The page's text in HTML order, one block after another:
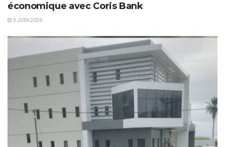
économique avec Coris Bank
3 JUIN 2026